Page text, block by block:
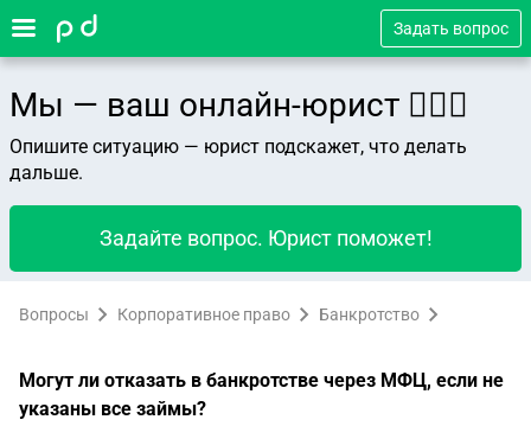
Задать вопрос
Мы — ваш онлайн-юрист 👨🏻‍⚖️
Опишите ситуацию — юрист подскажет, что делать
дальше.
Задайте вопрос. Юрист поможет!
Вопросы Корпоративное право Банкротство
Могут ли отказать в банкротстве через МФЦ, если не
указаны все займы?